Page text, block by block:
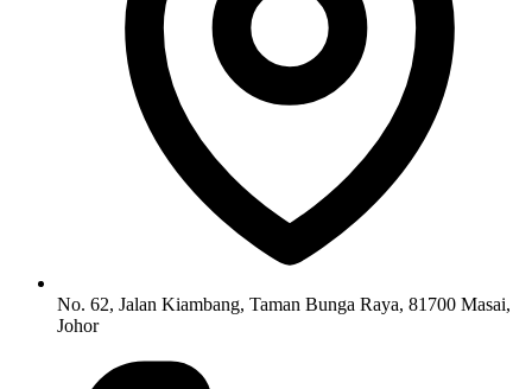
No. 62, Jalan Kiambang, Taman Bunga Raya, 81700 Masai,
Johor